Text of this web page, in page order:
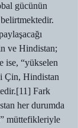
gücünün
ve Hindistan;
ise, “yükselen
Çin, Hindistan
Fark
her durumda
müttefikleriyle